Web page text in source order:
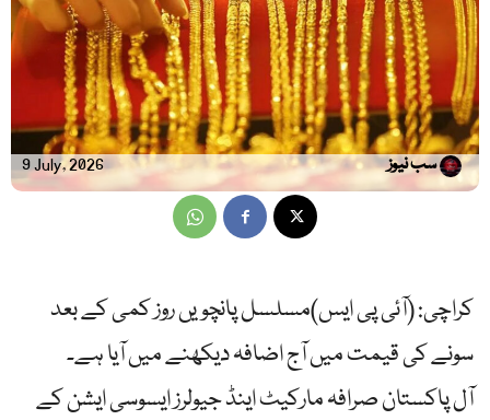
9 July, 2026 سب نیوز
کراچی: (آئی پی ایس)مسلسل پانچویں روز کمی کے بعد
سونے کی قیمت میں آج اضافہ دیکھنے میں آیا ہے۔
آل پاکستان صرافہ مارکیٹ اینڈ جیولرز ایسوسی ایشن کے